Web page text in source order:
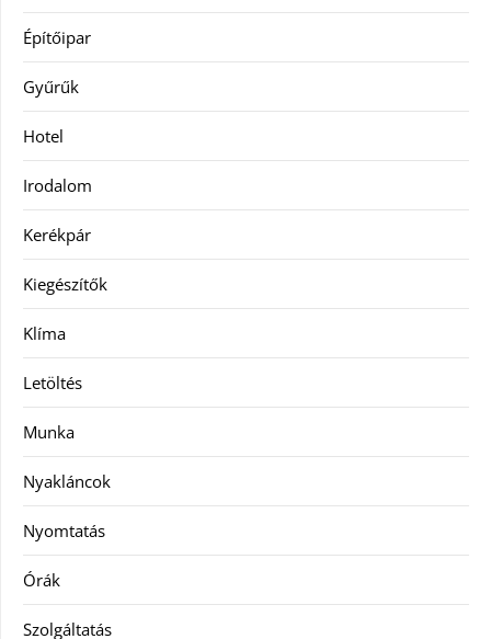
Építőipar
Gyűrűk
Hotel
Irodalom
Kerékpár
Kiegészítők
Klíma
Letöltés
Munka
Nyakláncok
Nyomtatás
Órák
Szolgáltatás